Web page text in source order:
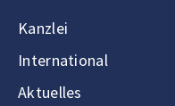
Kanzlei
International
Aktuelles